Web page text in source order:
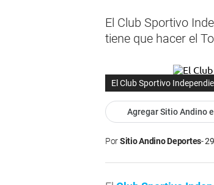
El Club Sportivo
tiene que hacer el
El Club Sportivo
Agregar Sitio Andino
PorSitio Andino Deportes